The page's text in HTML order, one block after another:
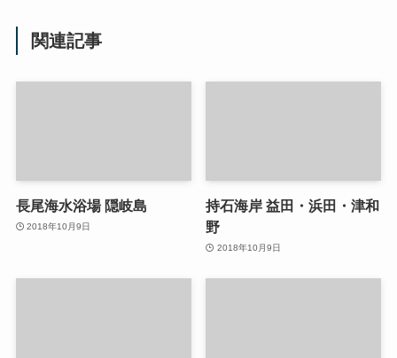
関連記事
長尾海水浴場 隠岐島
2018年10月9日
持石海岸 益田・浜田・津和
野
2018年10月9日